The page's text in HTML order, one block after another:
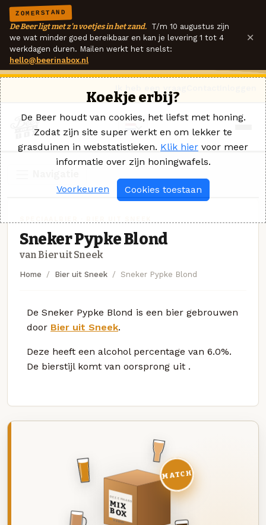
ZOMERSTAND
De Beer ligt met z'n voetjes in het zand. T/m 10 augustus zijn
we wat minder goed bereikbaar en kan je levering 1 tot 4
werkdagen duren. Mailen werkt het snelst:
hello@beerinabox.nl
×
Sneker Pypke Blond
van Bier uit Sneek
Home Bier uit Sneek Sneker Pypke Blond
De Sneker Pypke Blond is een bier gebrouwen
door Bier uit Sneek.
Deze heeft een alcohol percentage van 6.0%.
De bierstijl komt van oorsprong uit .
DEZE MAAND
MIX
BOX
8 BIEREN
MATCH
Koekje erbij?
De Beer houdt van cookies, het liefst met honing.
Zodat zijn site super werkt en om lekker te
grasduinen in webstatistieken. Klik hier voor meer
informatie over zijn honingwafels.
Voorkeuren Cookies toestaan